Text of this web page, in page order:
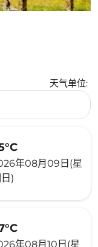
天气单位:
年08月09日(星
)
年08月10日(星